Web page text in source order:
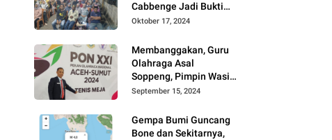
Cabbenge Jadi Bukti
Kinerja SUKSES
Oktober 17, 2024
Membanggakan, Guru
Olahraga Asal
Soppeng, Pimpin Wasit
Tenis Meja PON XXI
September 15, 2024
Gempa Bumi Guncang
Bone dan Sekitarnya,